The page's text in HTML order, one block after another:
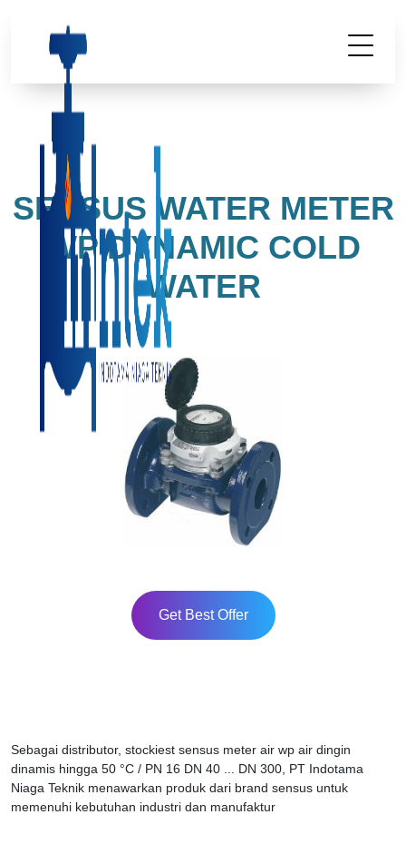
SENSUS WATER METER
WP DYNAMIC COLD
WATER
Get Best Offer
Sebagai distributor, stockiest sensus meter air wp air dingin
dinamis hingga 50 °C / PN 16 DN 40 ... DN 300, PT Indotama
Niaga Teknik menawarkan produk dari brand sensus untuk
memenuhi kebutuhan industri dan manufaktur